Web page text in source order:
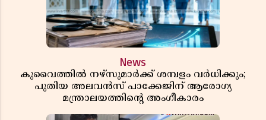
News
കുവൈത്തിൽ നഴ്‌സുമാർക്ക് ശമ്പളം വർധിക്കും;
പുതിയ അലവൻസ് പാക്കേജിന് ആരോഗ്യ
മന്ത്രാലയത്തിൻ്റെ അംഗീകാരം